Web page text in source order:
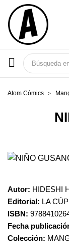
Atom Cómics
Autor: HIDESHI
Editorial: LA
ISBN:
Fecha
Colección: